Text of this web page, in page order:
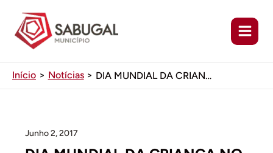
conteúdo
Início Notícias DIA MUNDIAL DA CRIANÇA NO SABUGAL
Junho 2, 2017